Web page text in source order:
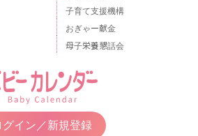
子育て支援機構
おぎゃー献金
母子栄養懇話会
グイン／新規登録